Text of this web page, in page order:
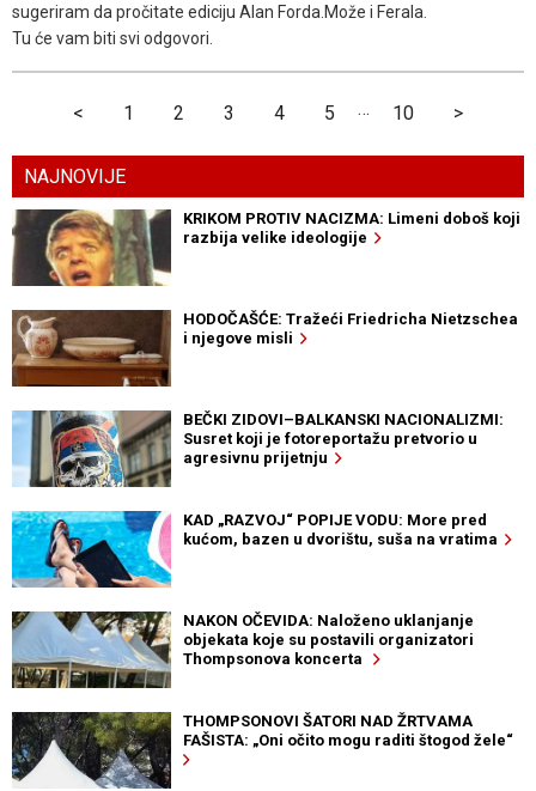
sugeriram da pročitate ediciju Alan Forda.Može i Ferala.
Tu će vam biti svi odgovori.
< 1 2 3 4 5 … 10 >
NAJNOVIJE
KRIKOM PROTIV NACIZMA: Limeni doboš koji
razbija velike ideologije
HODOČAŠĆE: Tražeći Friedricha Nietzschea
i njegove misli
BEČKI ZIDOVI–BALKANSKI NACIONALIZMI:
Susret koji je fotoreportažu pretvorio u
agresivnu prijetnju
KAD „RAZVOJ“ POPIJE VODU: More pred
kućom, bazen u dvorištu, suša na vratima
NAKON OČEVIDA: Naloženo uklanjanje
objekata koje su postavili organizatori
Thompsonova koncerta
THOMPSONOVI ŠATORI NAD ŽRTVAMA
FAŠISTA: „Oni očito mogu raditi štogod žele“